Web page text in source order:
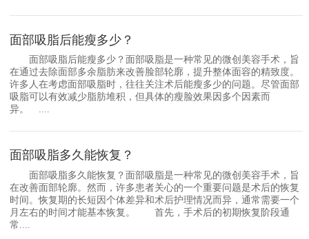
面部吸脂后能瘦多少？
面部吸脂后能瘦多少？面部吸脂是一种常见的微创美容手术，旨
在通过去除面部多余脂肪来改善脸部轮廓，提升整体面容的精致度。
许多人在考虑面部吸脂时，往往关注术后能瘦多少的问题。尽管面部
吸脂可以有效减少脂肪堆积，但具体的瘦脸效果因多个因素而
异。 ....
面部吸脂多久能恢复？
面部吸脂多久能恢复？面部吸脂是一种常见的微创美容手术，旨
在改善面部轮廓。然而，许多患者关心的一个重要问题是术后的恢复
时间。恢复期的长短因个体差异和术后护理情况而异，通常需要一个
月左右的时间才能基本恢复。 首先，手术后的初期恢复阶段通
常....